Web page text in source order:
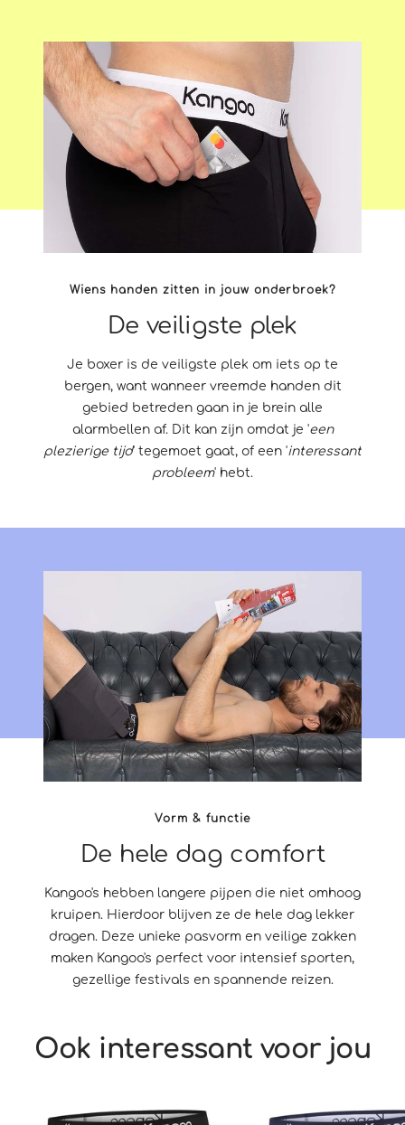
Wiens handen zitten in jouw onderbroek?
De veiligste plek
Je boxer is de veiligste plek om iets op te
bergen, want wanneer vreemde handen dit
gebied betreden gaan in je brein alle
alarmbellen af. Dit kan zijn omdat je 'een
plezierige tijd' tegemoet gaat, of een 'interessant
probleem' hebt.
Vorm & functie
De hele dag comfort
Kangoo's hebben langere pijpen die niet omhoog
kruipen. Hierdoor blijven ze de hele dag lekker
dragen. Deze unieke pasvorm en veilige zakken
maken Kangoo's perfect voor intensief sporten,
gezellige festivals en spannende reizen.
Ook interessant voor jou